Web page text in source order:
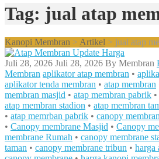
Tag: jual atap
Kanopi Membran > Artikel > jual atap
Juli 28, 2026 Juli 28, 2026 By Membran
Membran aplikator atap membran •
aplikator tenda membran • atap membran
membran masjid • atap membran pabrik •
atap membran stadion • atap membran
• atap memrban pabrik • canopy membran
• Canopy membrane Masjid • Canopy
membrane Rumah • canopy membrane
taman • canopy membrane tribun • harga